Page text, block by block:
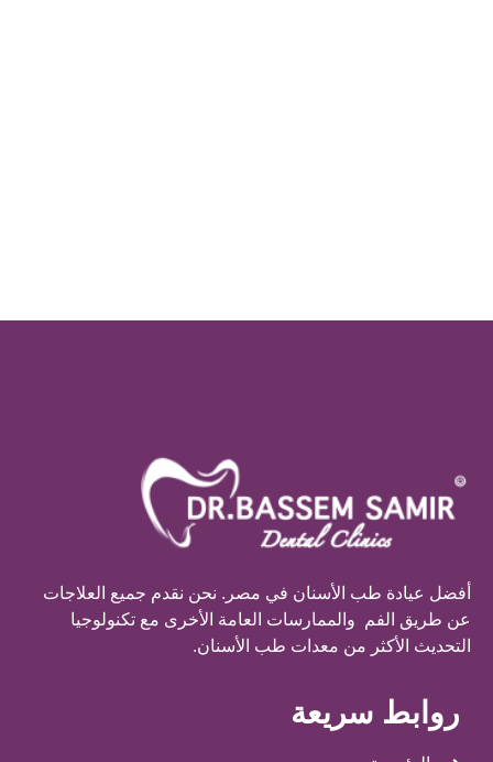
أفضل عيادة طب الأسنان في مصر. نحن نقدم جميع العلاجات
عن طريق الفم والممارسات العامة الأخرى مع تكنولوجيا
التحديث الأكثر من معدات طب الأسنان.
روابط سريعة